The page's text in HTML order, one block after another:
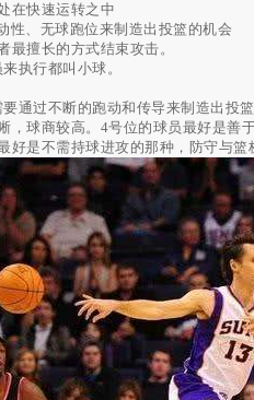
在快速运转之中
性、无球跑位来制造出投篮的机会
最擅长的方式结束攻击。
执行都叫小球。
通过不断的跑动和传导来制造出投
，球商较高。4号位的球员最好是
好是不需持球进攻的那种，防守与篮